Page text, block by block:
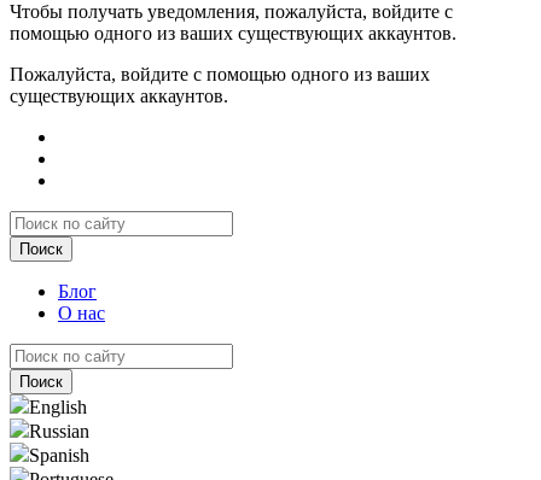
Чтобы получать уведомления, пожалуйста, войдите с
помощью одного из ваших существующих аккаунтов.
Пожалуйста, войдите с помощью одного из ваших
существующих аккаунтов.
Блог
О нас
English
Russian
Spanish